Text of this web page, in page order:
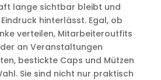
lange sichtbar bleibt und
hinterlässt. Egal, ob
verteilen, Mitarbeiteroutfits
an Veranstaltungen
bestickte Caps und Mützen
Sie sind nicht nur praktisch